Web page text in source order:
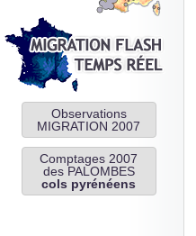
Observations
MIGRATION 2007
Comptages 2007
des PALOMBES
cols pyrénéens